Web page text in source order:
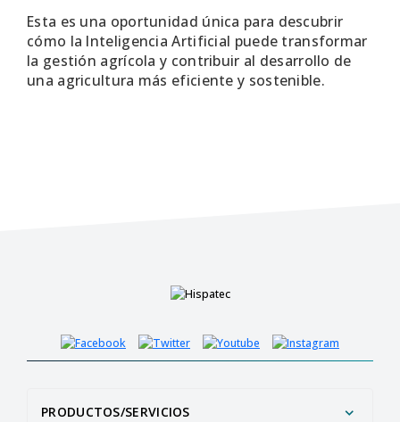
Esta es una oportunidad única para descubrir
cómo la Inteligencia Artificial puede transformar
la gestión agrícola y contribuir al desarrollo de
una agricultura más eficiente y sostenible.
PRODUCTOS/SERVICIOS